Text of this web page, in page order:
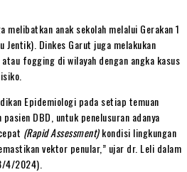
melibatkan anak sekolah melalui Gerakan 1
Jentik). Dinkes Garut juga melakukan
fogging di wilayah dengan angka kasus
Epidemiologi pada setiap temuan
DBD, untuk penelusuran adanya
(Rapid Assessment)kondisi lingkungan
vektor penular,” ujar dr. Leli dalam
4/2024).